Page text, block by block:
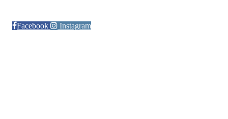
Facebook
Instagram